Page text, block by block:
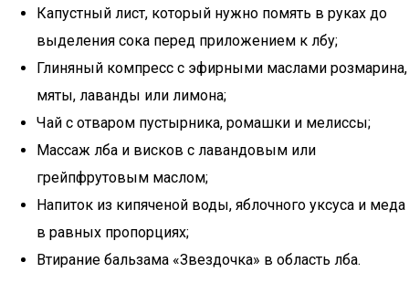
Капустный лист, который нужно помять в руках до
выделения сока перед приложением к лбу;
Глиняный компресс с эфирными маслами розмарина,
мяты, лаванды или лимона;
Чай с отваром пустырника, ромашки и мелиссы;
Массаж лба и висков с лавандовым или
грейпфрутовым маслом;
Напиток из кипяченой воды, яблочного уксуса и меда
в равных пропорциях;
Втирание бальзама «Звездочка» в область лба.